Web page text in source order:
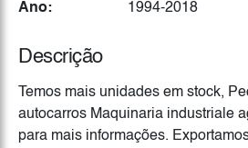
Ano:
1994-2018
Descrição
Temos mais unidades em stock,
autocarros Maquinaria industriale
para mais informações.